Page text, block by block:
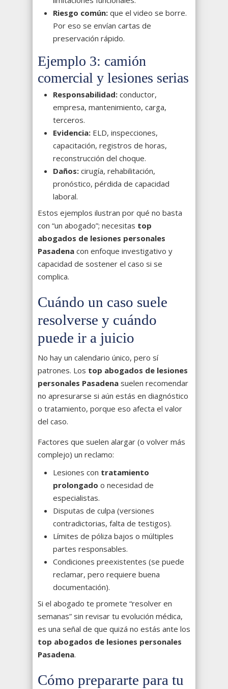
Riesgo común: que el video se borre.
Por eso se envían cartas de
preservación rápido.
Ejemplo 3: camión
comercial y lesiones serias
Responsabilidad: conductor,
empresa, mantenimiento, carga,
terceros.
Evidencia: ELD, inspecciones,
capacitación, registros de horas,
reconstrucción del choque.
Daños: cirugía, rehabilitación,
pronóstico, pérdida de capacidad
laboral.
Estos ejemplos ilustran por qué no basta
con “un abogado”; necesitas top
abogados de lesiones personales
Pasadena con enfoque investigativo y
capacidad de sostener el caso si se
complica.
Cuándo un caso suele
resolverse y cuándo
puede ir a juicio
No hay un calendario único, pero sí
patrones. Los top abogados de lesiones
personales Pasadena suelen recomendar
no apresurarse si aún estás en diagnóstico
o tratamiento, porque eso afecta el valor
del caso.
Factores que suelen alargar (o volver más
complejo) un reclamo:
Lesiones con tratamiento
prolongado o necesidad de
especialistas.
Disputas de culpa (versiones
contradictorias, falta de testigos).
Límites de póliza bajos o múltiples
partes responsables.
Condiciones preexistentes (se puede
reclamar, pero requiere buena
documentación).
Si el abogado te promete “resolver en
semanas” sin revisar tu evolución médica,
es una señal de que quizá no estás ante los
top abogados de lesiones personales
Pasadena.
Cómo prepararte para tu